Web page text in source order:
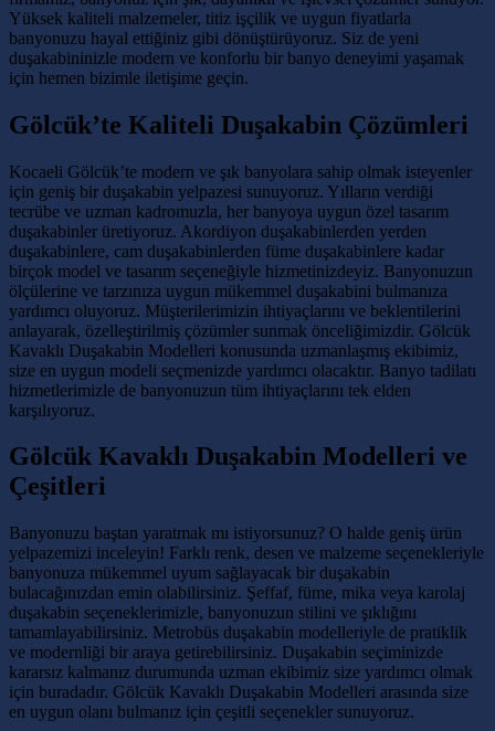
Yüksek kaliteli malzemeler, titiz işçilik ve uygun fiyatlarla
banyonuzu hayal ettiğiniz gibi dönüştürüyoruz. Siz de yeni
duşakabininizle modern ve konforlu bir banyo deneyimi yaşamak
için hemen bizimle iletişime geçin.
Gölcük’te Kaliteli Duşakabin Çözümleri
Kocaeli Gölcük’te modern ve şık banyolara sahip olmak isteyenler
için geniş bir duşakabin yelpazesi sunuyoruz. Yılların verdiği
tecrübe ve uzman kadromuzla, her banyoya uygun özel tasarım
duşakabinler üretiyoruz. Akordiyon duşakabinlerden yerden
duşakabinlere, cam duşakabinlerden füme duşakabinlere kadar
birçok model ve tasarım seçeneğiyle hizmetinizdeyiz. Banyonuzun
ölçülerine ve tarzınıza uygun mükemmel duşakabini bulmanıza
yardımcı oluyoruz. Müşterilerimizin ihtiyaçlarını ve beklentilerini
anlayarak, özelleştirilmiş çözümler sunmak önceliğimizdir. Gölcük
Kavaklı Duşakabin Modelleri konusunda uzmanlaşmış ekibimiz,
size en uygun modeli seçmenizde yardımcı olacaktır. Banyo tadilatı
hizmetlerimizle de banyonuzun tüm ihtiyaçlarını tek elden
karşılıyoruz.
Gölcük Kavaklı Duşakabin Modelleri ve
Çeşitleri
Banyonuzu baştan yaratmak mı istiyorsunuz? O halde geniş ürün
yelpazemizi inceleyin! Farklı renk, desen ve malzeme seçenekleriyle
banyonuza mükemmel uyum sağlayacak bir duşakabin
bulacağınızdan emin olabilirsiniz. Şeffaf, füme, mika veya karolaj
duşakabin seçeneklerimizle, banyonuzun stilini ve şıklığını
tamamlayabilirsiniz. Metrobüs duşakabin modelleriyle de pratiklik
ve modernliği bir araya getirebilirsiniz. Duşakabin seçiminizde
kararsız kalmanız durumunda uzman ekibimiz size yardımcı olmak
için buradadır. Gölcük Kavaklı Duşakabin Modelleri arasında size
en uygun olanı bulmanız için çeşitli seçenekler sunuyoruz.